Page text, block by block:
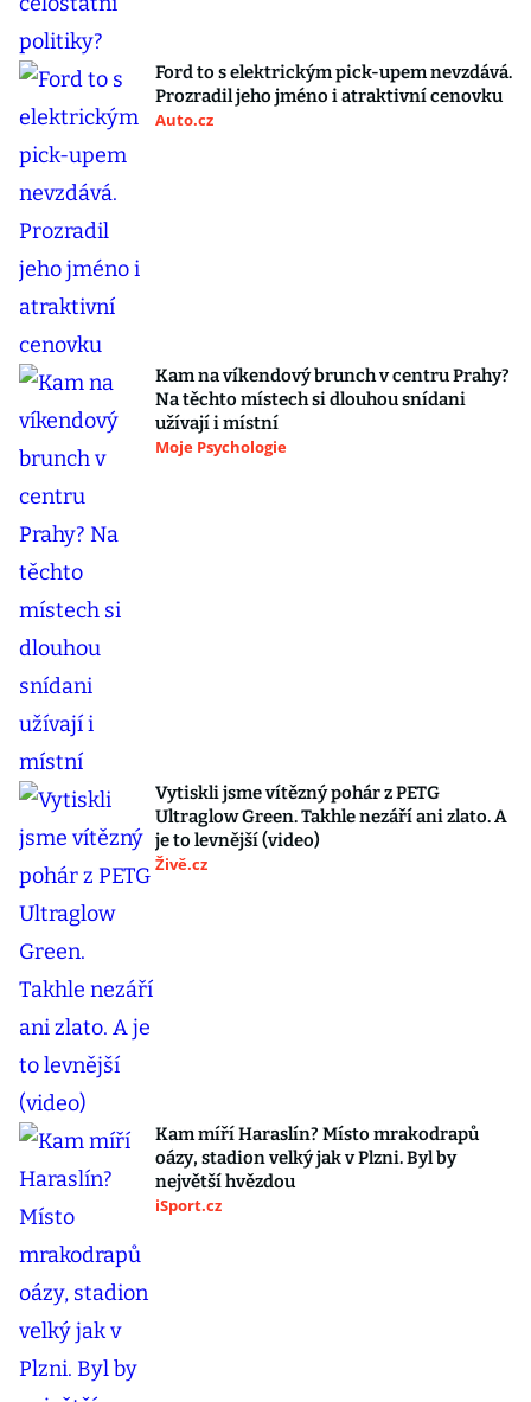
Ford to s elektrickým pick-upem nevzdává.
Prozradil jeho jméno i atraktivní cenovku
Auto.cz
Kam na víkendový brunch v centru Prahy?
Na těchto místech si dlouhou snídani
užívají i místní
Moje Psychologie
Vytiskli jsme vítězný pohár z PETG
Ultraglow Green. Takhle nezáří ani zlato. A
je to levnější (video)
Živě.cz
Kam míří Haraslín? Místo mrakodrapů
oázy, stadion velký jak v Plzni. Byl by
největší hvězdou
iSport.cz